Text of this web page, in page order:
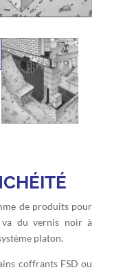
de produits pour
du vernis noir à
platon.
coffrants FSD ou